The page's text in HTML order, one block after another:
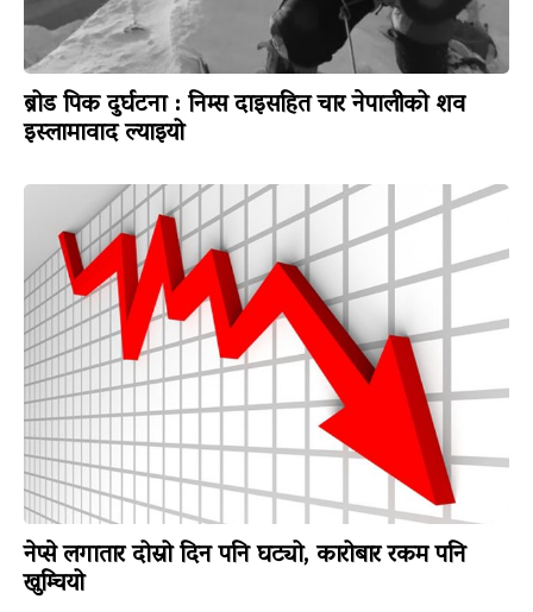
ब्रोड पिक दुर्घटना : निम्स दाइसहित चार नेपालीको शव
इस्लामावाद ल्याइयो
नेप्से लगातार दोस्रो दिन पनि घट्यो, कारोबार रकम पनि
खुम्चियो